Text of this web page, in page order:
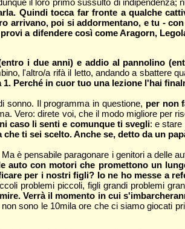
Quindi tocca far fronte a qualche
arrivano, poi si addormentano, e tu -
a difendere così come Aragorn,
i due anni) e addio al pannolino
l'altro/a rifà il letto, andando a sbattere
Perché in cuor tuo una lezione l'hai
sonno. Il programma in questione, per non
Vero: direte voi, che il modo migliore per
caso li senti e comunque ti svegli: e stare
ti sei scelto. Anche se, detto da un
è pensabile paragonare i genitori a delle
auto con motori che promettono un
per i nostri figli? Io ne ho messe a
problemi piccoli, figli grandi problemi
Verrà il momento in cui
sono le 10mila ore che ci siamo giocati